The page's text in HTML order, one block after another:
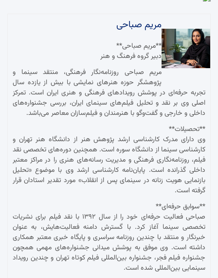
مریم صباحی
**مریم صباحی**
دبیر گروه فرهنگ و هنر
مریم صباحی روزنامه‌نگار فرهنگی، منتقد سینما و
پژوهشگر حوزه هنرهای نمایشی با بیش از یازده سال
تجربه حرفه‌ای در پوشش رویدادهای فرهنگی و هنری ایران است. تمرکز
اصلی وی بر نقد و تحلیل فیلم‌های سینمای ایران، بررسی جشنواره‌های
داخلی و خارجی و گفت‌وگو با هنرمندان و فیلم‌سازان معاصر می‌باشد.
**تحصیلات**
وی دارای مدرک کارشناسی ارشد پژوهش هنر از دانشگاه هنر تهران و
کارشناسی سینما از دانشگاه سوره است. همچنین دوره‌های تخصصی نقد
فیلم، روزنامه‌نگاری فرهنگی و مدیریت رسانه‌های هنری را در مراکز معتبر
داخلی گذرانده است. پایان‌نامه کارشناسی ارشد وی با موضوع «تحلیل
بازنمایی هویت زنانه در سینمای پس از انقلاب» مورد تقدیر استادان قرار
گرفته است.
**سوابق حرفه‌ای**
صباحی فعالیت حرفه‌ای خود را از سال ۱۳۹۲ با نقد فیلم برای نشریات
تخصصی سینما آغاز کرد. با گسترش دامنه فعالیت‌هایش، به عنوان
خبرنگار و منتقد با چندین روزنامه سراسری و پایگاه خبری معتبر همکاری
داشته است. وی موفق به پوشش میدانی جشنواره‌های مهمی همچون
جشنواره فیلم فجر، جشنواره بین‌المللی فیلم کوتاه تهران و چندین رویداد
سینمایی بین‌المللی شده است.